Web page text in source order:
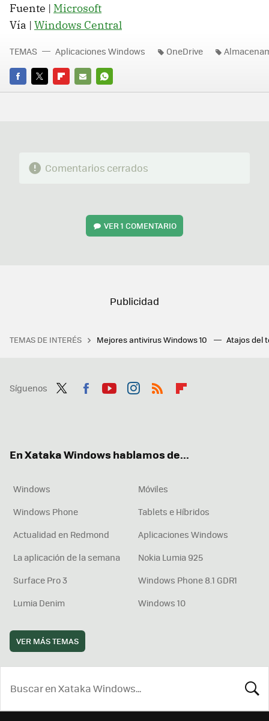
Fuente | Microsoft
Vía | Windows Central
FACEBOOK
TWITTERFLIPBOARD
E-
WHATSAPP
TEMAS Aplicaciones Windows OneDrive
Comentarios cerrados
VER1 COMENTARIO
TEMAS DE INTERÉS Mejores antivirus Windows 10 Atajos del
Síguenos
En Xataka Windows hablamos de...
Windows
Móviles
Windows Phone
Tablets e Híbridos
Actualidad en Redmond
Aplicaciones Windows
La aplicación de la semana
Nokia Lumia 925
Surface Pro 3
Windows Phone 8.1 GDR1
Lumia Denim
Windows 10
VER MÁS TEMAS